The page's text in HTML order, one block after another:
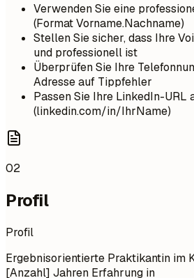
Verwenden Sie eine
(Format Vorname.Nachname)
Stellen Sie sicher, dass Ihre
und professionell ist
Überprüfen Sie Ihre
Adresse auf Tippfehler
Passen Sie Ihre LinkedIn-URL
(linkedin.com/in/IhrName)
02
Profil
Profil
Ergebnisorientierte Praktikantin im
[Anzahl] Jahren Erfahrung in